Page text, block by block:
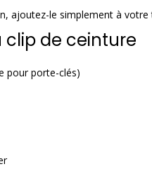
ajoutez-le simplement à
de ceinture
pour porte-clés)